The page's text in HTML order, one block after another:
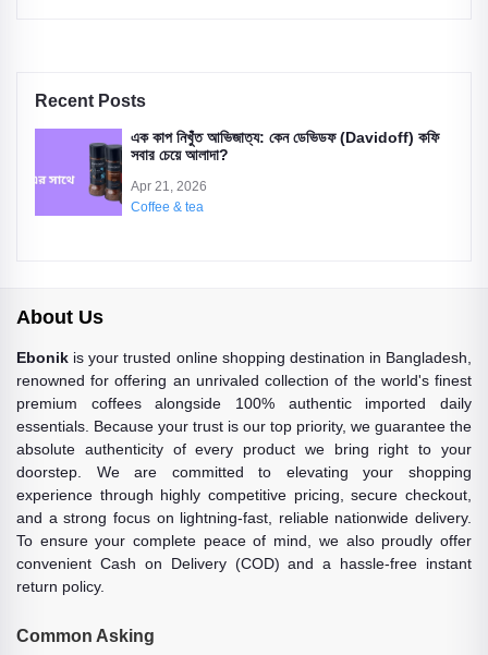
Recent Posts
এক কাপ নিখুঁত আভিজাত্য: কেন ডেভিডফ (Davidoff) কফি
সবার চেয়ে আলাদা?
Apr 21, 2026
Coffee & tea
About Us
Ebonik is your trusted online shopping destination in Bangladesh,
renowned for offering an unrivaled collection of the world's finest
premium coffees alongside 100% authentic imported daily
essentials. Because your trust is our top priority, we guarantee the
absolute authenticity of every product we bring right to your
doorstep. We are committed to elevating your shopping
experience through highly competitive pricing, secure checkout,
and a strong focus on lightning-fast, reliable nationwide delivery.
To ensure your complete peace of mind, we also proudly offer
convenient Cash on Delivery (COD) and a hassle-free instant
return policy.
Common Asking